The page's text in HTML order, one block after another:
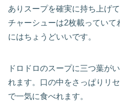
ありスープを確実に持ち上げ
チャーシューは2枚載ってい
にはちょうどいいです。
ドロドロのスープに三つ葉が
れます。口の中をさっぱりリ
で一気に食べれます。